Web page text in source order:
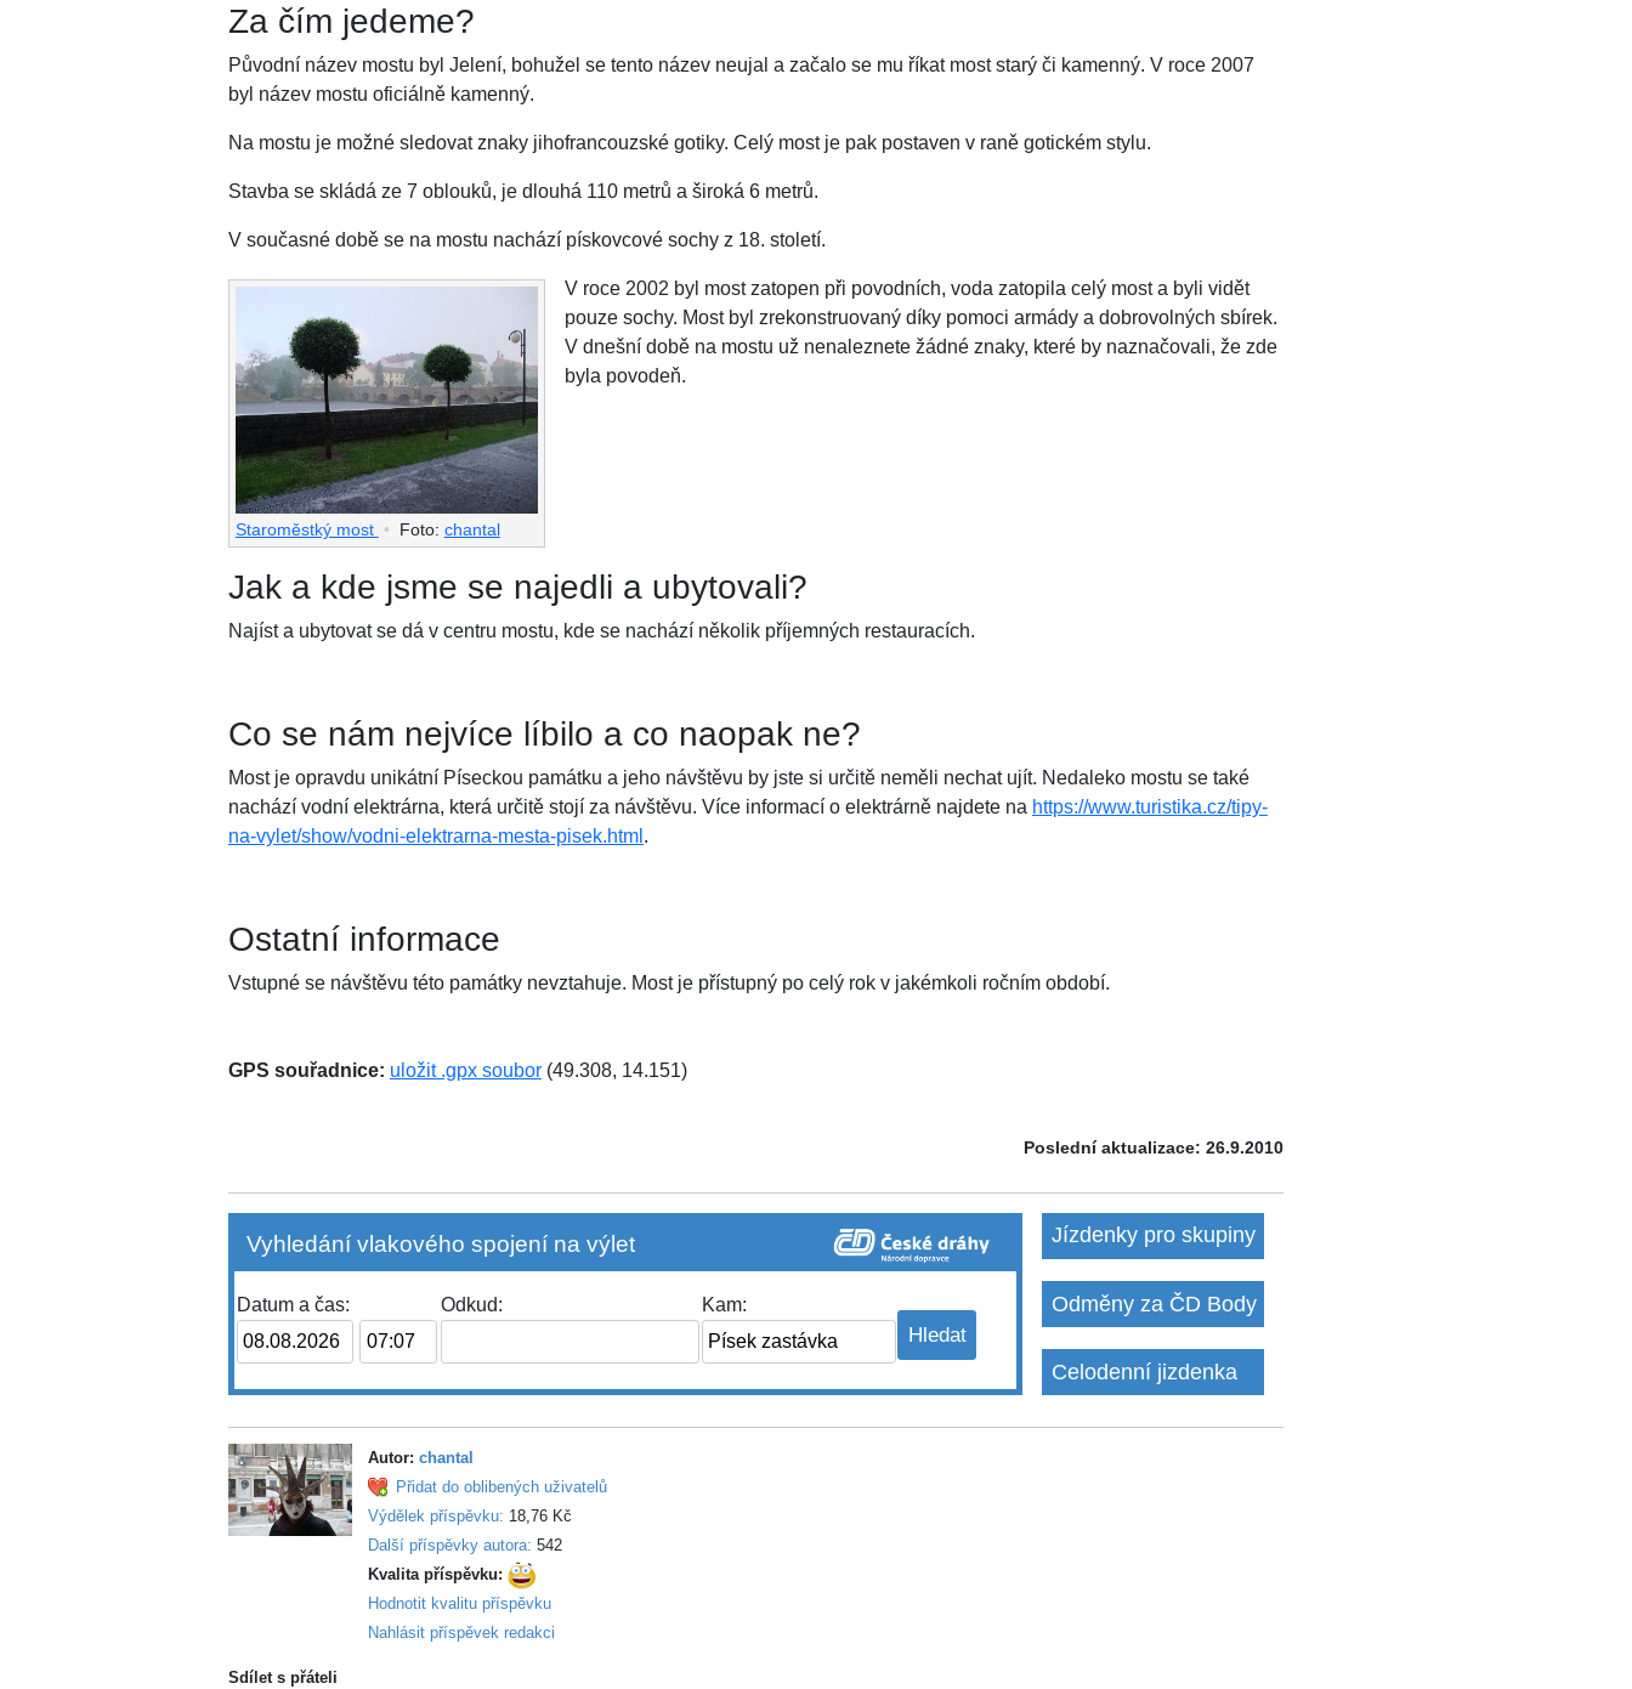
Za čím jedeme?
Původní název mostu byl Jelení, bohužel se tento název neujal a začalo se mu říkat most starý či kamenný. V roce 2007
byl název mostu oficiálně kamenný.
Na mostu je možné sledovat znaky jihofrancouzské gotiky. Celý most je pak postaven v raně gotickém stylu.
Stavba se skládá ze 7 oblouků, je dlouhá 110 metrů a široká 6 metrů.
V současné době se na mostu nachází pískovcové sochy z 18. století.
Staroměstký most • Foto: chantal
V roce 2002 byl most zatopen při povodních, voda zatopila celý most a byli vidět
pouze sochy. Most byl zrekonstruovaný díky pomoci armády a dobrovolných sbírek.
V dnešní době na mostu už nenaleznete žádné znaky, které by naznačovali, že zde
byla povodeň.
Jak a kde jsme se najedli a ubytovali?
Najíst a ubytovat se dá v centru mostu, kde se nachází několik příjemných restauracích.
Co se nám nejvíce líbilo a co naopak ne?
Most je opravdu unikátní Píseckou památku a jeho návštěvu by jste si určitě neměli nechat ujít. Nedaleko mostu se také
nachází vodní elektrárna, která určitě stojí za návštěvu. Více informací o elektrárně najdete na https://www.turistika.cz/tipy-
na-vylet/show/vodni-elektrarna-mesta-pisek.html .
Ostatní informace
Vstupné se návštěvu této památky nevztahuje. Most je přístupný po celý rok v jakémkoli ročním období.
GPS souřadnice: uložit .gpx soubor (49.308, 14.151)
Poslední aktualizace: 26.9.2010
Vyhledání vlakového spojení na výlet
Datum a čas: Odkud: Kam:
Jízdenky pro skupiny
Odměny za ČD Body
Celodenní jizdenka
Autor:chantal
Přidat do oblibených uživatelů
Výdělek příspěvku: 18,76 Kč
Další příspěvky autora: 542
Kvalita příspěvku:
Hodnotit kvalitu příspěvku
Nahlásit příspěvek redakci
Sdílet s přáteli